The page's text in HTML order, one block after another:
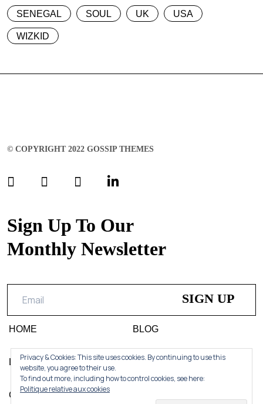
SENEGAL SOUL UK USA
WIZKID
© COPYRIGHT 2022 GOSSIP THEMES
Sign Up To Our
Monthly Newsletter
HOME BLOG
LIFESTYLE DESIGN
CONTACT
Privacy & Cookies: This site uses cookies. By continuing to use this
website, you agree to their use.
To find out more, including how to control cookies, see here:
Politique relative aux cookies